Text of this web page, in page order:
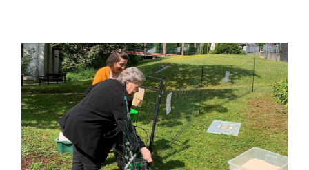
Themen und Termine
Gewinnspiele